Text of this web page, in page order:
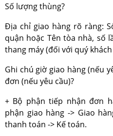
Số lượng thùng?
Địa chỉ giao hàng rõ ràng:
quận hoặc Tên tòa nhà, số
thang máy (đối với quý
Ghi chú giờ giao hàng (nếu
đơn (nếu yêu cầu)?
+ Bộ phận tiếp nhận đơn
phận giao hàng -> Giao
thanh toán -> Kế toán.